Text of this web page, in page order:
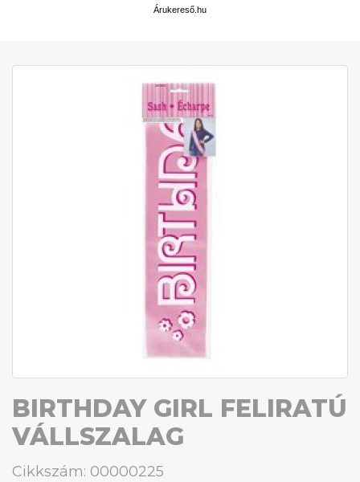
Árukereső.hu
BIRTHDAY GIRL FELIRATÚ
VÁLLSZALAG
Cikkszám: 00000225